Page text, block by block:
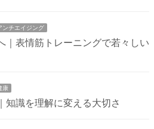
ンチエイジング
｜表情筋トレーニングで若々しい
康
知識を理解に変える大切さ